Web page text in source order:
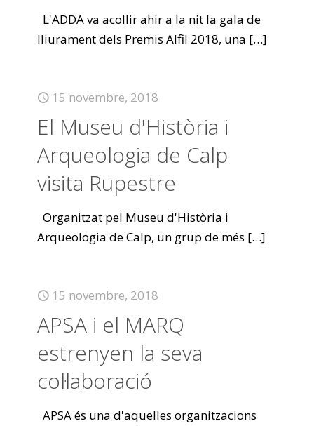
L'ADDA va acollir ahir a la nit la gala de
lliurament dels Premis Alfil 2018, una […]
15 novembre, 2018
El Museu d'Història i
Arqueologia de Calp
visita Rupestre
Organitzat pel Museu d'Història i
Arqueologia de Calp, un grup de més […]
15 novembre, 2018
APSA i el MARQ
estrenyen la seva
col·laboració
APSA és una d'aquelles organitzacions